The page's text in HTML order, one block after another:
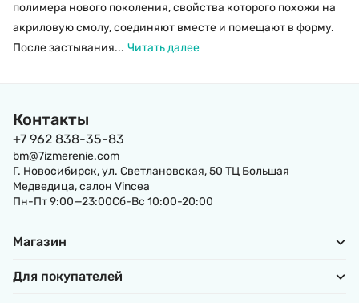
полимера нового поколения, свойства которого похожи на
акриловую смолу, соединяют вместе и помещают в форму.
После застывания... Читать далее
Контакты
+7 962 838-35-83
bm@7izmerenie.com
Г. Новосибирск, ул. Светлановская, 50 ТЦ Большая
Медведица, салон Vincea
Пн-Пт 9:00—23:00Сб-Вс 10:00-20:00
Магазин
Для покупателей